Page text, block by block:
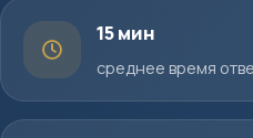
15 мин
среднее время